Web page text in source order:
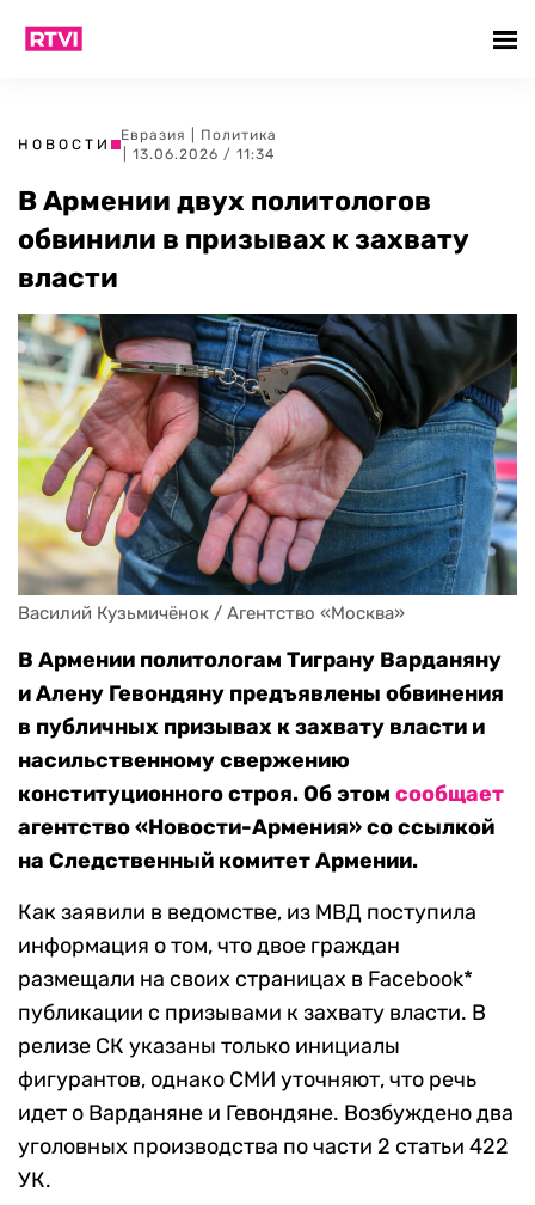
НОВОСТИ
Евразия
Политика
| 13.06.2026 / 11:34
В Армении двух политологов
обвинили в призывах к захвату
власти
Василий Кузьмичёнок / Агентство «Москва»
В Армении политологам Тиграну Варданяну
и Алену Гевондяну предъявлены обвинения
в публичных призывах к захвату власти и
насильственному свержению
конституционного строя. Об этом сообщает
агентство «Новости-Армения» со ссылкой
на Следственный комитет Армении.
Как заявили в ведомстве, из МВД поступила
информация о том, что двое граждан
размещали на своих страницах в Facebook*
публикации с призывами к захвату власти. В
релизе СК указаны только инициалы
фигурантов, однако СМИ уточняют, что речь
идет о Варданяне и Гевондяне. Возбуждено два
уголовных производства по части 2 статьи 422
УК.